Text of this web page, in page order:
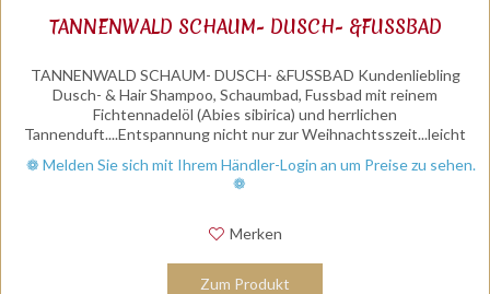
TANNENWALD SCHAUM- DUSCH- &FUSSBAD
TANNENWALD SCHAUM- DUSCH- &FUSSBAD Kundenliebling
Dusch- & Hair Shampoo, Schaumbad, Fussbad mit reinem
Fichtennadelöl (Abies sibirica) und herrlichen
Tannenduft....Entspannung nicht nur zur Weihnachtsszeit...leicht
❁ Melden Sie sich mit Ihrem Händler-Login an um Preise zu sehen.
❁
Merken
Zum Produkt